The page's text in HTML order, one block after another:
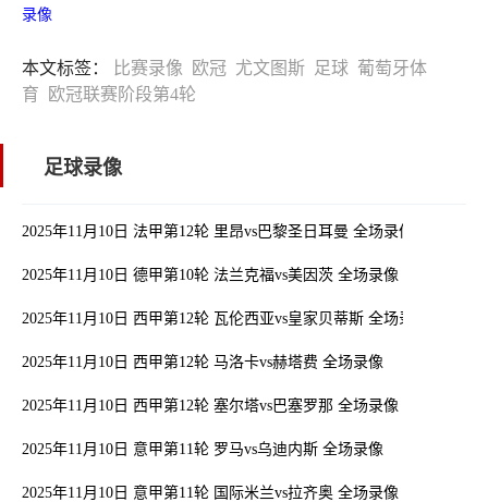
录像
本文标签： 比赛录像 欧冠 尤文图斯 足球 葡萄牙体
育
欧冠联赛阶段第4轮
足球录像
2025年11月10日 法甲第12轮 里昂vs巴黎圣日耳曼 全场录像
2025年11月10日 德甲第10轮 法兰克福vs美因茨 全场录像
2025年11月10日 西甲第12轮 瓦伦西亚vs皇家贝蒂斯 全场录像
2025年11月10日 西甲第12轮 马洛卡vs赫塔费 全场录像
2025年11月10日 西甲第12轮 塞尔塔vs巴塞罗那 全场录像
2025年11月10日 意甲第11轮 罗马vs乌迪内斯 全场录像
2025年11月10日 意甲第11轮 国际米兰vs拉齐奥 全场录像